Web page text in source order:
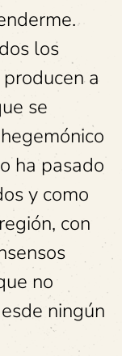
los
a
se
ha pasado
y como
con
no
ningún